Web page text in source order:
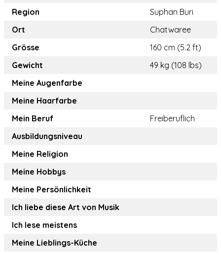
Region
Suphan Buri
Ort
Chatwaree
Grösse
160 cm (5.2 ft)
Gewicht
49 kg (108 lbs)
Meine Augenfarbe
Meine Haarfarbe
Mein Beruf
Freiberuflich
Ausbildungsniveau
Meine Religion
Meine Hobbys
Meine Persönlichkeit
Ich liebe diese Art von Musik
Ich lese meistens
Meine Lieblings-Küche